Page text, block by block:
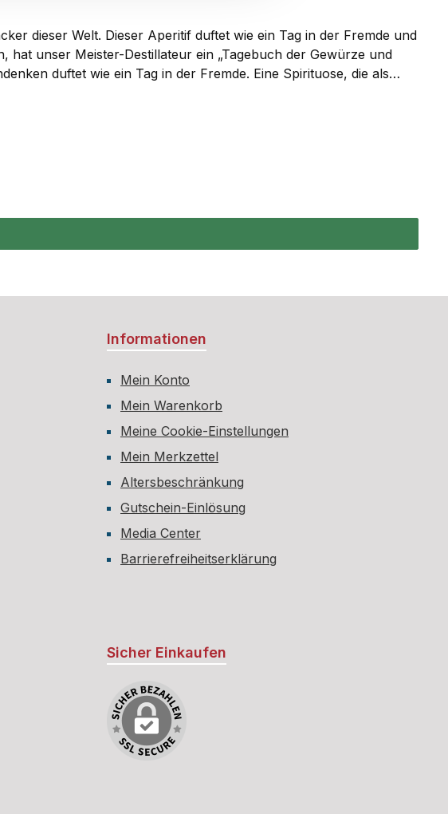
dieser Welt. Dieser Aperitif duftet wie ein Tag in der Fremde und
hat unser Meister-Destillateur ein „Tagebuch der Gewürze und
duftet wie ein Tag in der Fremde. Eine Spirituose, die als
Weindestillat schafft die Basis für fernöstliche
Informationen
Mein Konto
Mein Warenkorb
Meine Cookie-Einstellungen
Mein Merkzettel
Altersbeschränkung
Gutschein-Einlösung
Media Center
Barrierefreiheitserklärung
Sicher Einkaufen